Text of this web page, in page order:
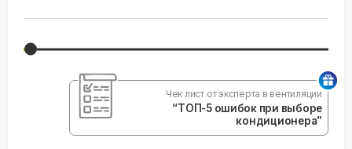
Чек лист от эксперта в вентиляции
“ТОП-5 ошибок при выборе
кондиционера”